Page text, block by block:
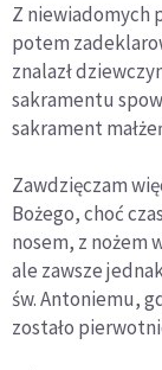
Z niewiadomych
potem
znalazł
sakramentu
sakrament
Zawdzięczam
Bożego, choć
nosem, z nożem
ale zawsze
św. Antoniemu,
zostało